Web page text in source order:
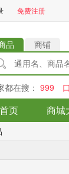
免费注册
品 商铺
都在搜： 999
首页 商城